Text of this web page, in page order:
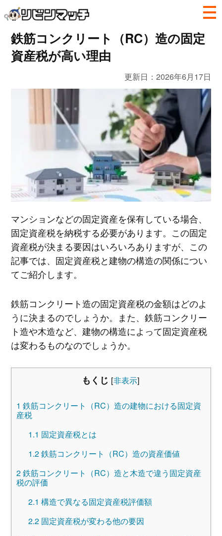
鉄筋コンクリート（RC）造の固定
資産税が高い理由
更新日：2026年6月17日
マンションなどの固定資産を保有している場合、
固定資産税を納税する必要があります。この固定
資産税が決まる要因はいろいろありますが、この
記事では、固定資産税と建物の構造の関係につい
てご紹介します。
鉄筋コンクリート造の固定資産税の金額はどのよ
うに決まるのでしょうか。また、鉄筋コンクリー
ト造や木造など、建物の構造によって固定資産税
は変わるものなのでしょうか。
もくじ [非表示]
1 鉄筋コンクリート（RC）造の建物における固定資
産税
1.1 固定資産税とは
1.2鉄筋コンクリート（RC）造の資産価値
2鉄筋コンクリート（RC）造と木造で違う固定資産
税の評価
2.1 構造で異なる固定資産税評価額
2.2固定資産税が変わる他の要因